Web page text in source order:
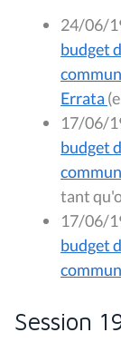
24/06/
budget
Errata
17/06/
budget
tant
17/06/
budget
Session